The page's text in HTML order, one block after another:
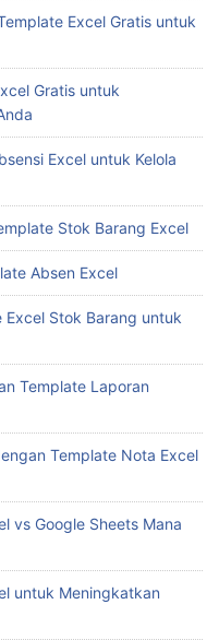
Excel Gratis untuk
Gratis untuk
Excel untuk Kelola
Stok Barang Excel
Absen Excel
Stok Barang untuk
Template Laporan
Template Nota Excel
vs Google Sheets Mana
untuk Meningkatkan